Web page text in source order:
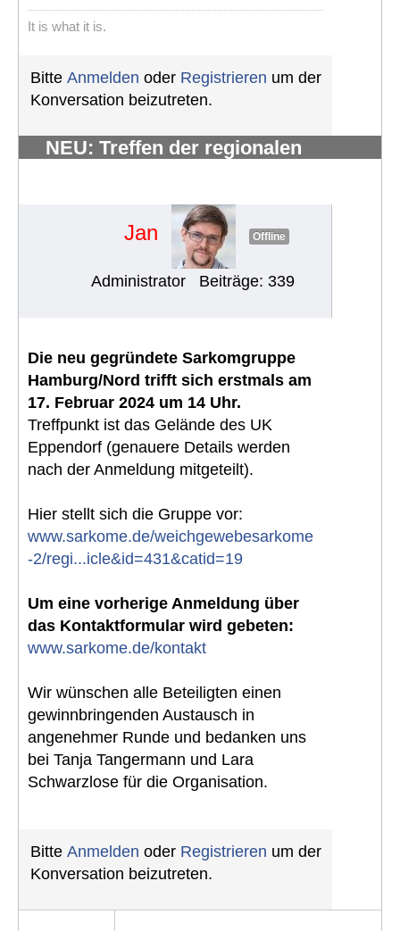
It is what it is.
Bitte Anmelden oder Registrieren um der
Konversation beizutreten.
NEU: Treffen der regionalen
Jan Offline
Administrator Beiträge: 339
Die neu gegründete Sarkomgruppe
Hamburg/Nord trifft sich erstmals am
17. Februar 2024 um 14 Uhr.
Treffpunkt ist das Gelände des UK
Eppendorf (genauere Details werden
nach der Anmeldung mitgeteilt).
Hier stellt sich die Gruppe vor:
www.sarkome.de/weichgewebesarkome
-2/regi...icle&id=431&catid=19
Um eine vorherige Anmeldung über
das Kontaktformular wird gebeten:
www.sarkome.de/kontakt
Wir wünschen alle Beteiligten einen
gewinnbringenden Austausch in
angenehmer Runde und bedanken uns
bei Tanja Tangermann und Lara
Schwarzlose für die Organisation.
Bitte Anmelden oder Registrieren um der
Konversation beizutreten.